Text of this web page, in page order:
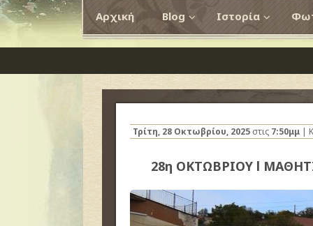
Αρχική Blog Ιστορία
Τρίτη, 28 Οκτωβρίου, 2025 στις 7:50μμ |
28η ΟΚΤΩΒΡΙΟΥ l